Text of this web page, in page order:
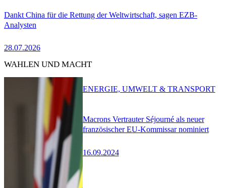
Dankt China für die Rettung der Weltwirtschaft, sagen EZB-
Analysten
28.07.2026
WAHLEN UND MACHT
Macrons Vertrauter Séjourné als neuer
französischer EU-Kommissar nominiert
16.09.2024
ENERGIE, UMWELT & TRANSPORT